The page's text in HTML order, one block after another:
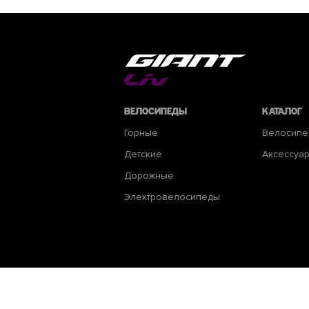
Велосипеды
Горные
Детские
Дорожные
Электровелосипеды
Каталог